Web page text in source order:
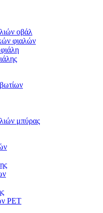
οβάλ
φιαλών
μπύρας
PET